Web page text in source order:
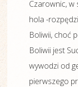
Czarownic, w
hola -
Boliwii, choć
Boliwii jest
wywodzi od
pierwszego